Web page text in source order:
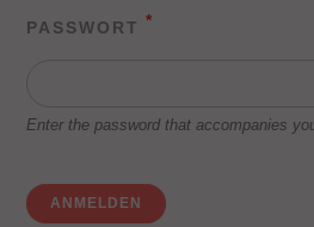
PASSWORT
Enter the password that accompanies